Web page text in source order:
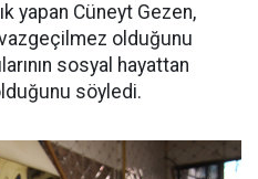
yapan Cüneyt Gezen,
olduğunu
sosyal hayattan
söyledi.